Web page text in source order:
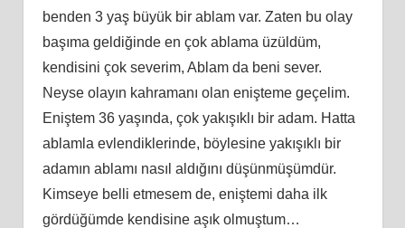
benden 3 yaş büyük bir ablam var. Zaten bu olay
başıma geldiğinde en çok ablama üzüldüm,
kendisini çok severim, Ablam da beni sever.
Neyse olayın kahramanı olan enişteme geçelim.
Eniştem 36 yaşında, çok yakışıklı bir adam. Hatta
ablamla evlendiklerinde, böylesine yakışıklı bir
adamın ablamı nasıl aldığını düşünmüşümdür.
Kimseye belli etmesem de, eniştemi daha ilk
gördüğümde kendisine aşık olmuştum…